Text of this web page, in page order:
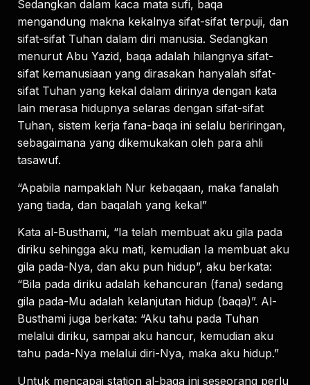
Sedangkan dalam kaca mata sufi, baqa
mengandung makna kekalnya sifat-sifat terpuji, dan
sifat-sifat Tuhan dalam diri manusia. Sedangkan
menurut Abu Yazid, baqa adalah hilangnya sifat-
sifat kemanusiaan yang dirasakan hanyalah sifat-
sifat Tuhan yang kekal dalam dirinya dengan kata
lain merasa hidupnya selaras dengan sifat-sifat
Tuhan, sistem kerja fana-baqa ini selalu beriringan,
sebagaimana yang dikemukakan oleh para ahli
tasawuf.
“Apabila nampaklah Nur kebaqaan, maka fanalah
yang tiada, dan baqalah yang kekal”
Kata al-Busthami, “Ia telah membuat aku gila pada
diriku sehingga aku mati, kemudian Ia membuat aku
gila pada-Nya, dan aku pun hidup”, aku berkata:
“Bila pada diriku adalah kehancuran (fana) sedang
gila pada-Mu adalah kelanjutan hidup (baqa)”. Al-
Busthami juga berkata: “Aku tahu pada Tuhan
melalui diriku, sampai aku hancur, kemudian aku
tahu pada-Nya melalui diri-Nya, maka aku hidup.”
Untuk mencapai station al-baqa ini seseorang perlu